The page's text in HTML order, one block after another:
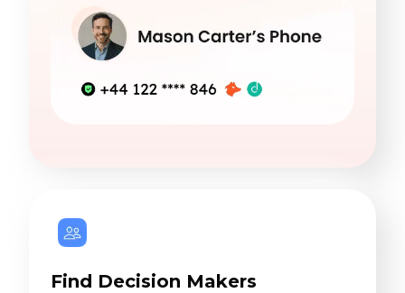
Find Decision Makers